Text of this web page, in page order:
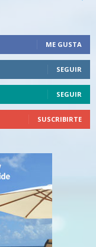
ME GUSTA
SEGUIR
SEGUIR
SUSCRIBIRTE